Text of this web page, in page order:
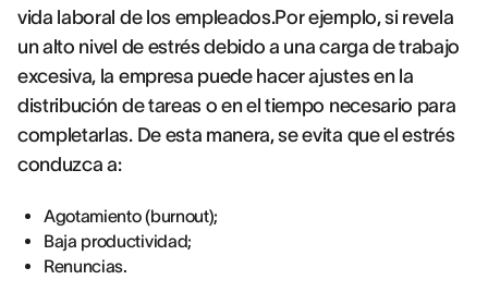
vida laboral de los empleados.Por ejemplo, si revela
un alto nivel de estrés debido a una carga de trabajo
excesiva, la empresa puede hacer ajustes en la
distribución de tareas o en el tiempo necesario para
completarlas. De esta manera, se evita que el estrés
conduzca a:
Agotamiento (burnout);
Baja productividad;
Renuncias.